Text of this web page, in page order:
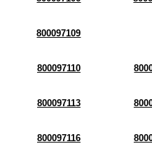
800097109
800097110
800097113
800097116